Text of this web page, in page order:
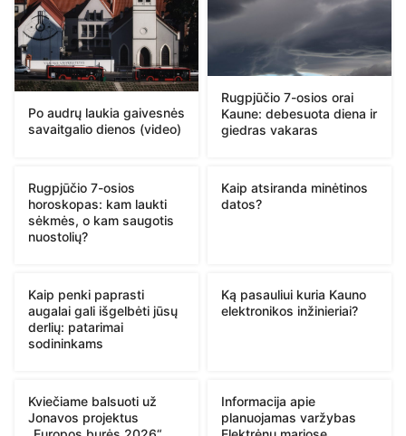
Po audrų laukia gaivesnės
savaitgalio dienos (video)
Rugpjūčio 7-osios orai
Kaune: debesuota diena ir
giedras vakaras
Rugpjūčio 7-osios
horoskopas: kam laukti
sėkmės, o kam saugotis
nuostolių?
Kaip atsiranda minėtinos
datos?
Kaip penki paprasti
augalai gali išgelbėti jūsų
derlių: patarimai
sodininkams
Ką pasauliui kuria Kauno
elektronikos inžinieriai?
Kviečiame balsuoti už
Jonavos projektus
Informacija apie
planuojamas varžybas